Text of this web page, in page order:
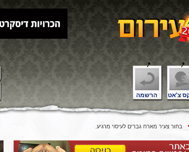
צ'אט הרשמה
בחור צעיר מארח גברים לעיסוי מרגיע.